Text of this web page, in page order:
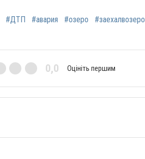
#ДТП #авария #озеро #заехалвозеро
0,0 Оцініть першим